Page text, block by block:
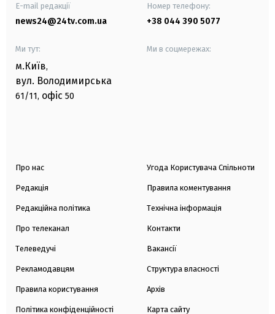
E-mail редакції
news24@24tv.com.ua
Номер телефону:
+38 044 390 5077
Ми тут:
м.Київ,
вул. Володимирська
61/11, офіс 50
Ми в соцмережах:
Про нас
Редакція
Редакційна політика
Про телеканал
Телеведучі
Рекламодавцям
Правила користування
Політика конфіденційності
Угода Користувача Спільноти
Правила коментування
Технічна інформація
Контакти
Вакансії
Структура власності
Архів
Карта сайту